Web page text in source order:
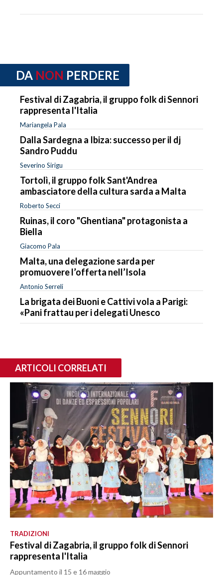
DA NON PERDERE
Festival di Zagabria, il gruppo folk di Sennori
rappresenta l'Italia
Mariangela Pala
Dalla Sardegna a Ibiza: successo per il dj
Sandro Puddu
Severino Sirigu
Tortolì, il gruppo folk Sant'Andrea
ambasciatore della cultura sarda a Malta
Roberto Secci
Ruinas, il coro "Ghentiana" protagonista a
Biella
Giacomo Pala
Malta, una delegazione sarda per
promuovere l’offerta nell’Isola
Antonio Serreli
La brigata dei Buoni e Cattivi vola a Parigi:
«Pani frattau per i delegati Unesco
ARTICOLI CORRELATI
TRADIZIONI
Festival di Zagabria, il gruppo folk di Sennori
rappresenta l'Italia
Appuntamento il 15 e 16 maggio